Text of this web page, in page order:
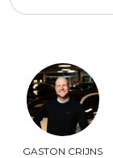
GASTON CRIJNS